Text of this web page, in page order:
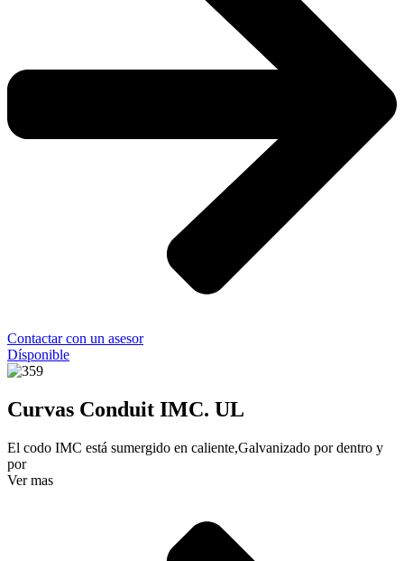
Contactar con un asesor
Dísponible
Curvas Conduit IMC. UL
El codo IMC está sumergido en caliente,Galvanizado por dentro y
por
Ver mas